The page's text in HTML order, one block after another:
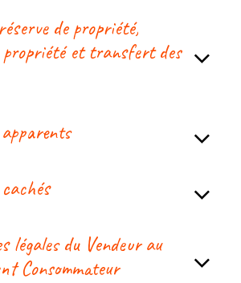
de propriété,
et transfert des
légales du Vendeur au
Consommateur